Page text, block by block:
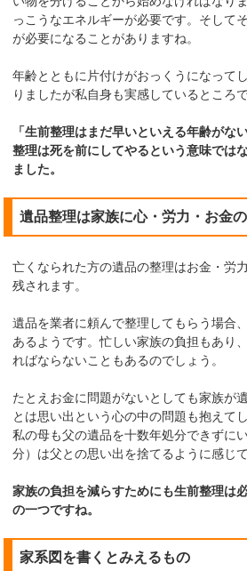
っこうなエネルギーが必要です。そして
が必要になることがありますね。
年齢とともに片付けがおっくうになって
りましたが私自身も実感しているところで
「生前整理はまだ早いといえる年齢がな
整理は死を前にしてやるという意味では
ました。
遺品整理は家族に心・労力・お金
亡くなられた方の遺品の整理はお金・労
残されます。
遺品を業者に頼んで整理してもらう場合
あるようです。忙しい家族の負担もあり
ればならないこともあるのでしょう。
たとえお金に問題がないとしても家族が
とは思い出という心の中の問題も抱えて
私の母も父の遺品を十数年処分できずに
分）は父との思い出を捨てるように感じ
家族の負担を減らすためにも生前整理は
の一つですね。
家系図を書くとみえるもの